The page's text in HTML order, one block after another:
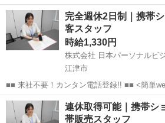
事紹介> で、来社なくお仕事探しが可能です
電話で希望を伝えるだけでOK★ 営業、ラウ
あります♪ ご希...
島根 浜田市 店長
完全週休2日制｜携帯
客スタッフ
時給1,330円
株式会社 日本パーソナルビ
江津市
■■ 来社不要！カンタン電話登録!! ■■ <簡単
事紹介> で、来社なくお仕事探しが可能です
電話で希望を伝えるだけでOK★ 営業、ラウ
あります♪ ご希...
島根 江津市 店長
連休取得可能｜携帯シ
帯販売スタッフ